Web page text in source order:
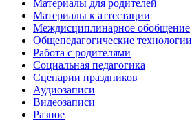
Материалы для родителей
Материалы к аттестации
Междисциплинарное обобщение
Общепедагогические технологии
Работа с родителями
Социальная педагогика
Сценарии праздников
Аудиозаписи
Видеозаписи
Разное